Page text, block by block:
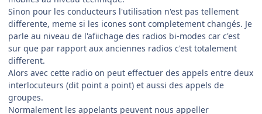
Sinon pour les conducteurs l'utilisation n'est pas tellement
differente, meme si les icones sont completement changés. Je
parle au niveau de l'afiichage des radios bi-modes car c'est
sur que par rapport aux anciennes radios c'est totalement
different.
Alors avec cette radio on peut effectuer des appels entre deux
interlocuteurs (dit point a point) et aussi des appels de
groupes.
Normalement les appelants peuvent nous appeller